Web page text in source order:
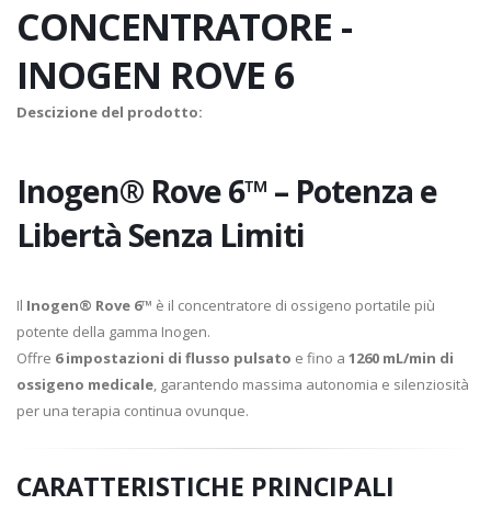
CONCENTRATORE -
INOGEN ROVE 6
Descizione del prodotto:
Inogen® Rove 6™ – Potenza e
Libertà Senza Limiti
Il Inogen® Rove 6™ è il concentratore di ossigeno portatile più
potente della gamma Inogen.
Offre 6 impostazioni di flusso pulsato e fino a 1260 mL/min di
ossigeno medicale, garantendo massima autonomia e silenziosità
per una terapia continua ovunque.
CARATTERISTICHE PRINCIPALI